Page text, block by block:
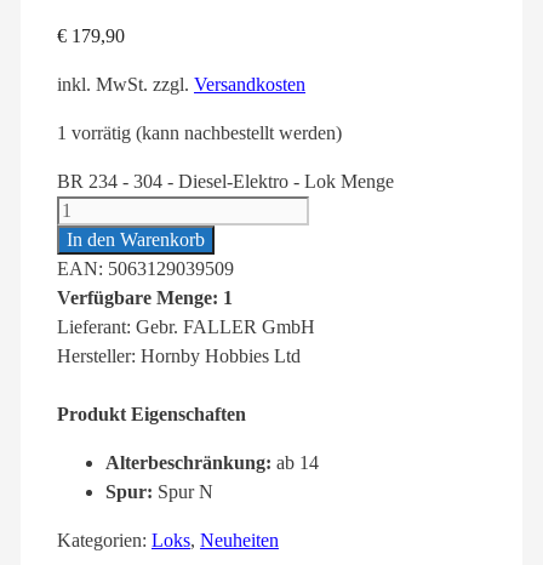
€ 179,90
inkl. MwSt. zzgl. Versandkosten
1 vorrätig (kann nachbestellt werden)
BR 234 - 304 - Diesel-Elektro - Lok Menge
In den Warenkorb
EAN: 5063129039509
Verfügbare Menge: 1
Lieferant: Gebr. FALLER GmbH
Hersteller: Hornby Hobbies Ltd
Produkt Eigenschaften
Alterbeschränkung: ab 14
Spur: Spur N
Kategorien: Loks, Neuheiten